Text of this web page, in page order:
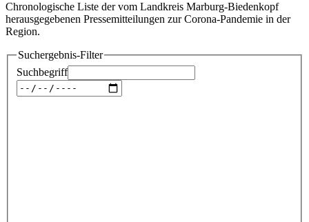
Chronologische Liste der vom Landkreis Marburg-Biedenkopf
herausgegebenen Pressemitteilungen zur Corona-Pandemie in der
Region.
Suchergebnis-Filter
Suchbegriff